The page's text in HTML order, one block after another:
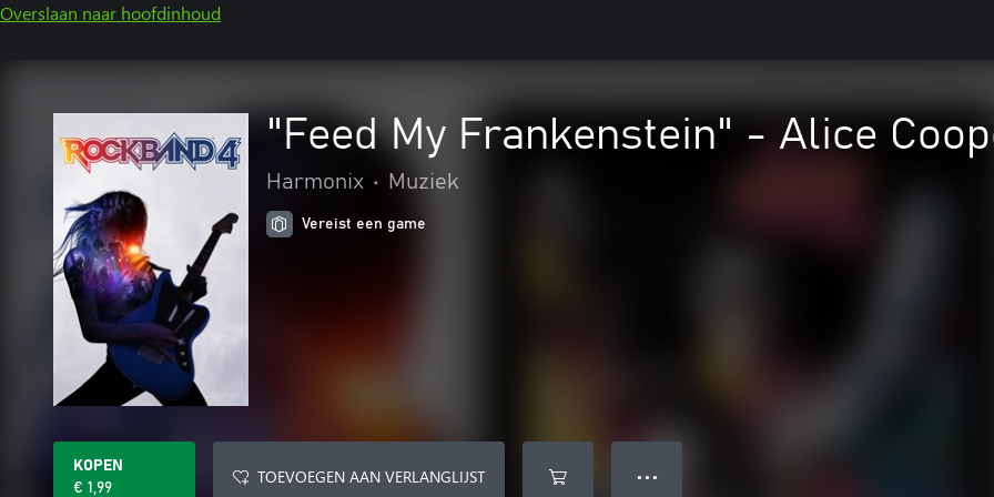
Overslaan naar hoofdinhoud
"Feed My Frankenstein" - Alice
Harmonix • Muziek
Vereist een game
KOPEN
€ 1,99
TOEVOEGEN AAN VERLANGLIJST ● ● ●